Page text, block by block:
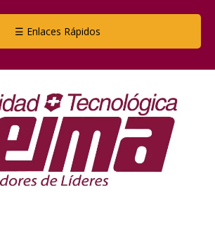
☰ Enlaces Rápidos